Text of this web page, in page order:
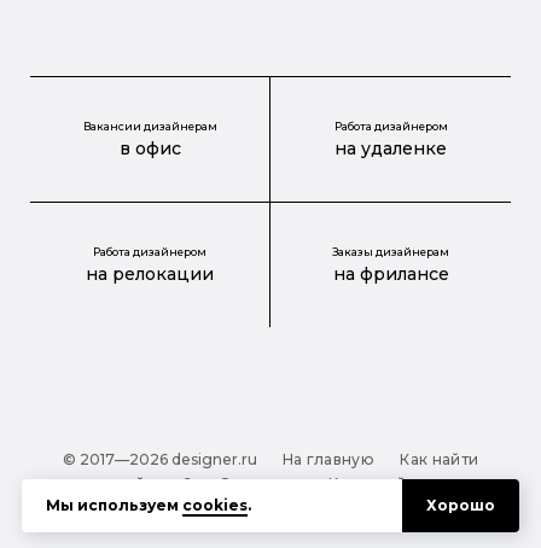
Вакансии дизайнерам
в офис
Работа дизайнером
на удаленке
Работа дизайнером
на релокации
Заказы дизайнерам
на фрилансе
© 2017—2026 designer.ru На главную
Как найти
дизайнера?
О проекте
Карта сайта
Обработка персональных данных
Файлы cookie
Мы используем cookies. Хорошо